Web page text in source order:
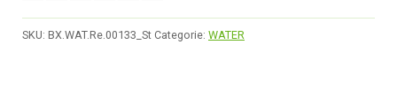
SKU: BX.WAT.Re.00133_St Categorie: WATER